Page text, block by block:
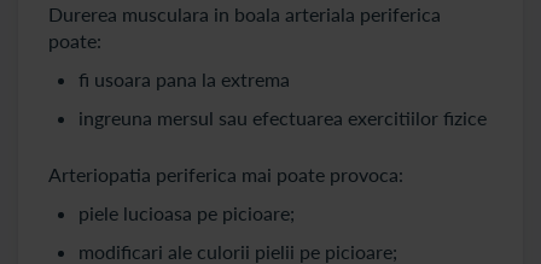
Durerea musculara in boala arteriala periferica
poate:
fi usoara pana la extrema
ingreuna mersul sau efectuarea exercitiilor fizice
Arteriopatia periferica mai poate provoca:
piele lucioasa pe picioare;
modificari ale culorii pielii pe picioare;